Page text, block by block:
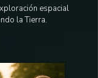
espacial
la Tierra.